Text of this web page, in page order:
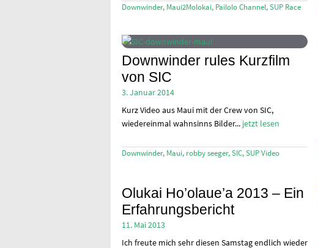
Downwinder, Maui2Molokai, Pailolo Channel, SUP Race
Downwinder rules Kurzfilm
von SIC
3. Januar 2014
Kurz Video aus Maui mit der Crew von SIC,
wiedereinmal wahnsinns Bilder... jetzt lesen
Downwinder, Maui, robby seeger, SIC, SUP Video
Olukai Ho’olaue’a 2013 – Ein
Erfahrungsbericht
11. Mai 2013
Ich freute mich sehr diesen Samstag endlich wieder